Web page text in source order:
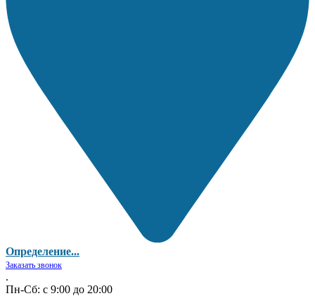
Определение...
Заказать звонок
.
Пн-Сб: с 9:00 до 20:00